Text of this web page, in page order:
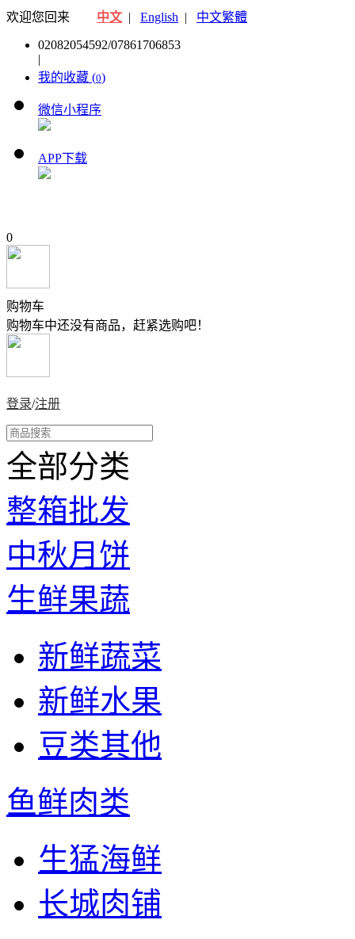
欢迎您回来 中文 | English | 中文繁體
02082054592/07861706853
|
我的收藏 (0)
微信小程序
APP下载
0
购物车
购物车中还没有商品，赶紧选购吧！
登录/注册
全部分类
整箱批发
中秋月饼
生鲜果蔬
新鲜蔬菜
新鲜水果
豆类其他
鱼鲜肉类
生猛海鲜
长城肉铺